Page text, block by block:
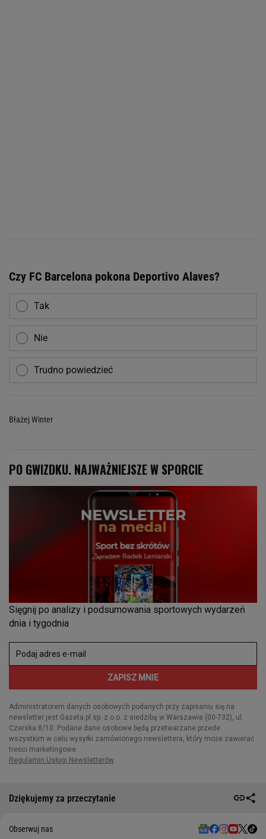
Czy FC Barcelona pokona Deportivo Alaves?
Tak
Nie
Trudno powiedzieć
Błażej Winter
Dziękujemy za przeczytanie
Obserwuj nas